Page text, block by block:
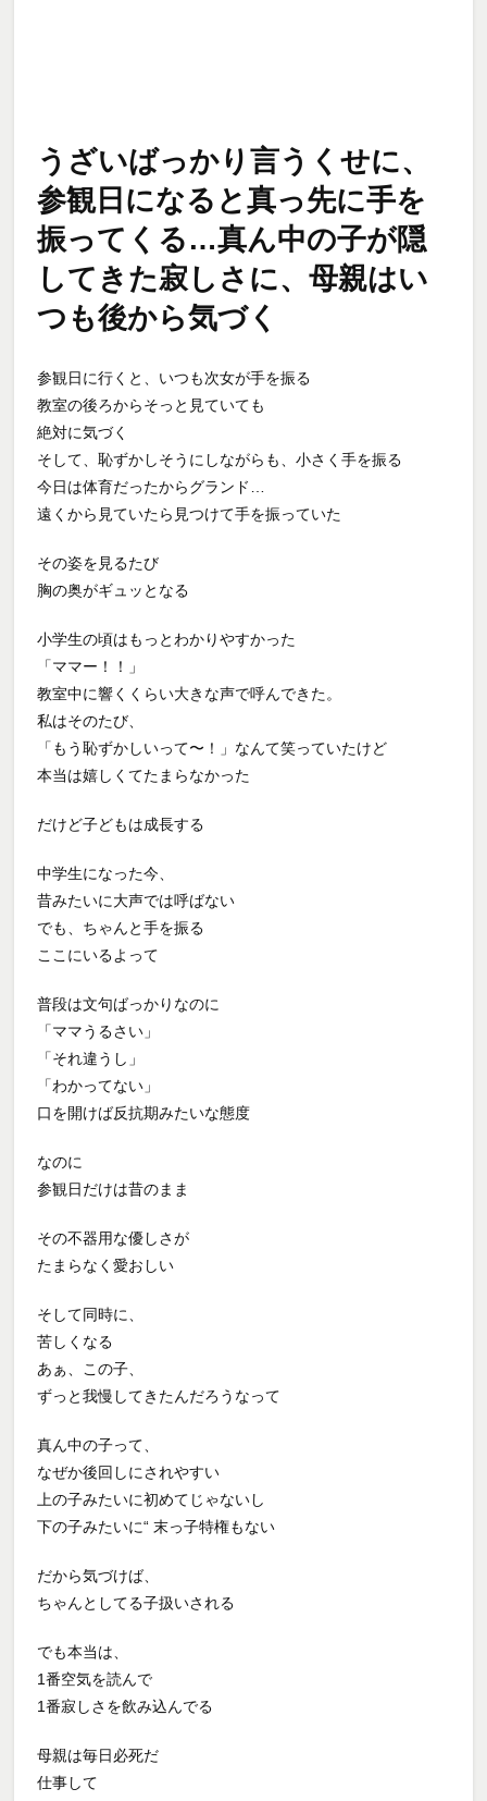
うざいばっかり言うくせに、
参観日になると真っ先に手を
振ってくる…真ん中の子が隠
してきた寂しさに、母親はい
つも後から気づく
参観日に行くと、いつも次女が手を振る
教室の後ろからそっと見ていても
絶対に気づく
そして、恥ずかしそうにしながらも、小さく手を振る
今日は体育だったからグランド…
遠くから見ていたら見つけて手を振っていた
その姿を見るたび
胸の奥がギュッとなる
小学生の頃はもっとわかりやすかった
「ママー！！」
教室中に響くくらい大きな声で呼んできた。
私はそのたび、
「もう恥ずかしいって〜！」なんて笑っていたけど
本当は嬉しくてたまらなかった
だけど子どもは成長する
中学生になった今、
昔みたいに大声では呼ばない
でも、ちゃんと手を振る
ここにいるよって
普段は文句ばっかりなのに
「ママうるさい」
「それ違うし」
「わかってない」
口を開けば反抗期みたいな態度
なのに
参観日だけは昔のまま
その不器用な優しさが
たまらなく愛おしい
そして同時に、
苦しくなる
あぁ、この子、
ずっと我慢してきたんだろうなって
真ん中の子って、
なぜか後回しにされやすい
上の子みたいに初めてじゃないし
下の子みたいに“ 末っ子特権もない
だから気づけば、
ちゃんとしてる子扱いされる
でも本当は、
1番空気を読んで
1番寂しさを飲み込んでる
母親は毎日必死だ
仕事して